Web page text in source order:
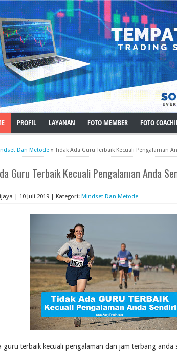
PROFIL LAYANAN FOTO MEMBER FOTO
Dan Metode »Tidak Ada Guru Terbaik Kecuali Pengalaman
Guru Terbaik Kecuali Pengalaman Anda
| 10 Juli 2019 | Kategori: Mindset Dan Metode
guru terbaik kecuali pengalaman dan jam terbang anda